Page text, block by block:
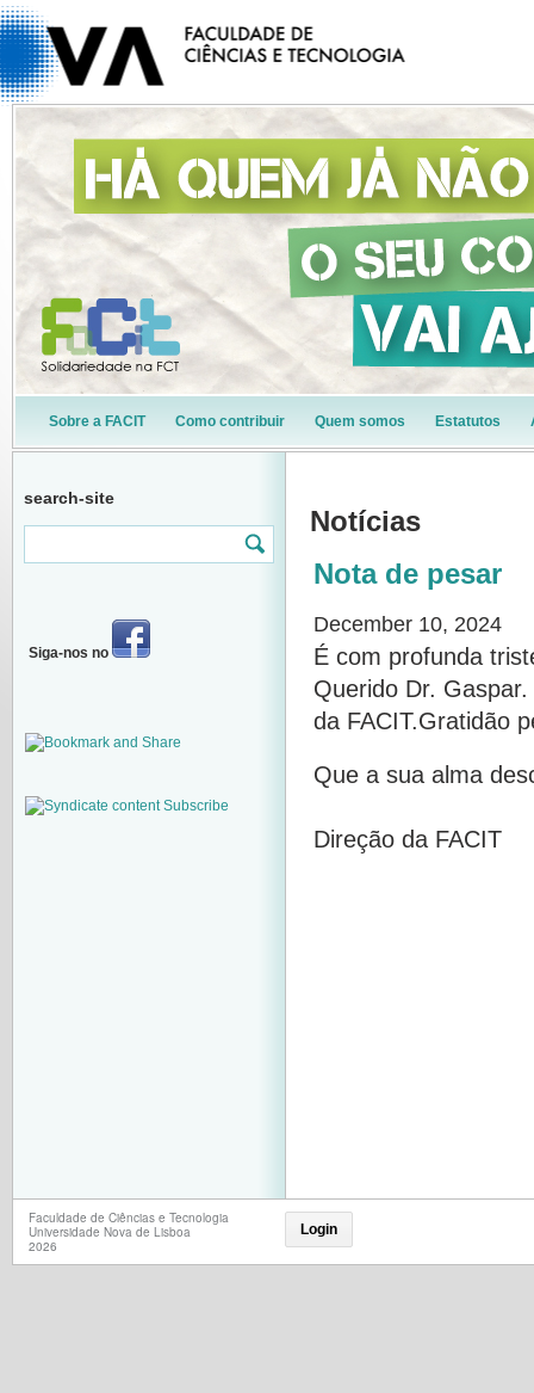
Sobre a FACIT Como contribuir Quem somos Estatutos
Notícias
Nota de pesar
December 10, 2024
É com profunda
Querido Dr.
da FACIT.Gratidão
Que a sua alma
Direção da FACIT
search-site
Siga-nos no
Subscribe
Faculdade de Ciências e Tecnologia
Universidade Nova de Lisboa
2026
Login